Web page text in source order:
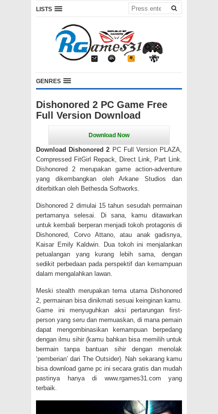
LISTS
GENRES
Dishonored 2 PC Game Free
Full Version Download
Download Dishonored 2 PC Full Version PLAZA,
Compressed FitGirl Repack, Direct Link, Part Link.
Dishonored 2 merupakan game action-adventure
yang dikembangkan oleh Arkane Studios dan
diterbitkan oleh Bethesda Softworks.
Dishonored 2 dimulai 15 tahun sesudah permainan
pertamanya selesai. Di sana, kamu ditawarkan
untuk kembali berperan menjadi tokoh protagonis di
Dishonored, Corvo Attano, atau anak gadisnya,
Kaisar Emily Kaldwin. Dua tokoh ini menjalankan
petualangan yang kurang lebih sama, dengan
sedikit perbedaan pada perspektif dan kemampuan
dalam mengalahkan lawan.
Meski stealth merupakan tema utama Dishonored
2, permainan bisa dinikmati sesuai keinginan kamu.
Game ini menyuguhkan aksi pertarungan first-
person yang seru dan memuaskan, di mana pemain
dapat mengombinasikan kemampuan berpedang
dengan ilmu sihir (kamu bahkan bisa memilih untuk
bermain tanpa bantuan sihir dengan menolak
‘pemberian’ dari The Outsider). Nah sekarang kamu
bisa download game pc ini secara gratis dan mudah
pastinya hanya di www.rgames31.com yang
terbaik.